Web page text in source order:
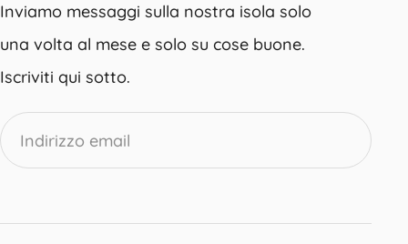
Inviamo messaggi sulla nostra isola solo
una volta al mese e solo su cose buone.
Iscriviti qui sotto.
Indirizzo
email